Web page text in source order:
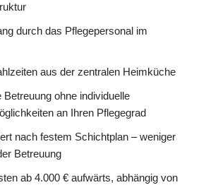
durch das Pflegepersonal im
aus der zentralen Heimküche
Betreuung ohne individuelle
an Ihren Pflegegrad
nach festem Schichtplan – weniger
Betreuung
ab 4.000 € aufwärts, abhängig von